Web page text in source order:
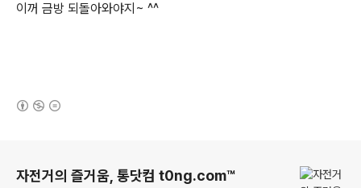
이꺼 금방 되돌아와야지~ ^^
자전거의 즐거움, 통닷컴 t0ng.com™